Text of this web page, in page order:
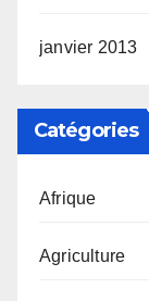
janvier 2013
Catégories
Afrique
Agriculture